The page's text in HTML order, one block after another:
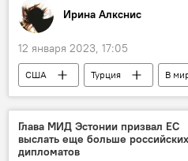
Ирина Алкснис
12 января 2023, 17:05
США Турция
В
Россия
Индия
Глава МИД Эстонии призвал ЕС
выслать еще больше российских
дипломатов